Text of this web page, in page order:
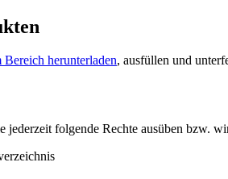
Bereich herunterladen, ausfüllen und
folgende Rechte ausüben bzw.